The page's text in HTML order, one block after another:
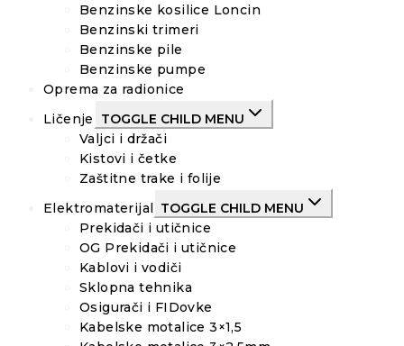
Benzinske kosilice Loncin
Benzinski trimeri
Benzinske pile
Benzinske pumpe
Oprema za radionice
Ličenje
TOGGLE CHILD MENU
Valjci i držači
Kistovi i četke
Zaštitne trake i folije
Elektromaterijal
TOGGLE CHILD MENU
Prekidači i utičnice
OG Prekidači i utičnice
Kablovi i vodiči
Sklopna tehnika
Osigurači i FIDovke
Kabelske motalice 3×1,5